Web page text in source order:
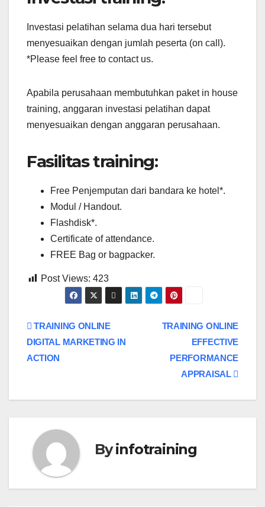
Investasi pelatihan selama dua hari tersebut
menyesuaikan dengan jumlah peserta (on call).
*Please feel free to contact us.
Apabila perusahaan membutuhkan paket in house
training, anggaran investasi pelatihan dapat
menyesuaikan dengan anggaran perusahaan.
Fasilitas training:
Free Penjemputan dari bandara ke hotel*.
Modul / Handout.
Flashdisk*.
Certificate of attendance.
FREE Bag or bagpacker.
Post Views: 423
Post
navigation
TRAINING ONLINE
EFFECTIVE
PERFORMANCE
APPRAISAL
TRAINING ONLINE
DIGITAL MARKETING IN
ACTION
Byinfotraining